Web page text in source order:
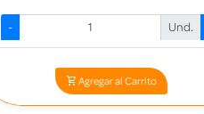
- Und.
Agregar al Carrito